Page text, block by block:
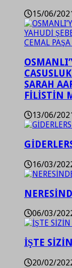
15/06/
SARAH
FİLİSTİN
13/06/2021
16/03/
06/03/
İŞTE
20/02/